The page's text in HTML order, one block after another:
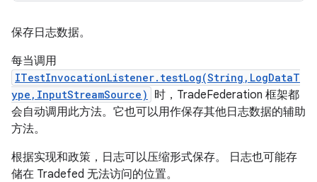
保存日志数据。
每当调用
ITestInvocationListener.testLog(String,LogDataT
ype,InputStreamSource)
时，TradeFederation 框架都
会自动调用此方法。它也可以用作保存其他日志数据的辅助
方法。
根据实现和政策，日志可以压缩形式保存。 日志也可能存
储在 Tradefed 无法访问的位置。